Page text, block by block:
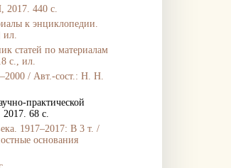
2017. 440 с.
к энциклопедии.
ил.
статей по материалам
с., ил.
–2000 / Авт.-сост.: Н. Н.
практической
68 с.
1917–2017: В 3 т. /
основания